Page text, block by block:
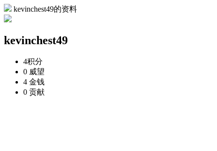
kevinchest49的资料
kevinchest49
4积分
0 威望
4 金钱
0 贡献